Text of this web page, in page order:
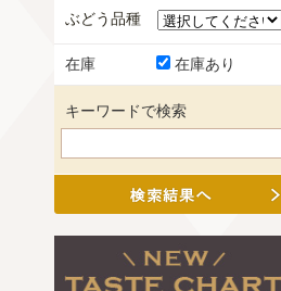
ぶどう品種
在庫 在庫あり
キーワードで検索